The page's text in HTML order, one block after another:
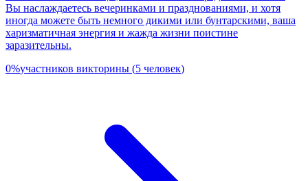
Вы наслаждаетесь вечеринками и празднованиями, и хотя
иногда можете быть немного дикими или бунтарскими, ваша
харизматичная энергия и жажда жизни поистине
заразительны.
0%участников викторины (5 человек)